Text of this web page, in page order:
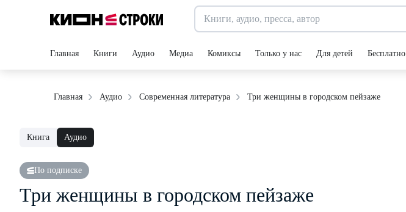
Главная Книги Аудио Медиа Комиксы Только у нас Для детей Бесплатно
Главная Аудио Современная литература Три женщины в городском пейзаже
Книга Аудио
По подписке
Три женщины в городском пейзаже